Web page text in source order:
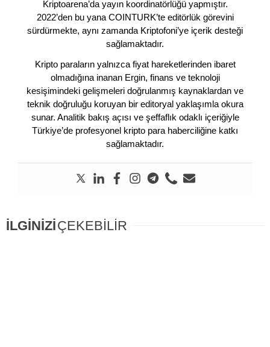
Kriptoarena’da yayın koordinatörlüğü yapmıştır.
2022’den bu yana COINTURK’te editörlük görevini
sürdürmekte, aynı zamanda Kriptofoni’ye içerik desteği
sağlamaktadır.
Kripto paraların yalnızca fiyat hareketlerinden ibaret
olmadığına inanan Ergin, finans ve teknoloji
kesişimindeki gelişmeleri doğrulanmış kaynaklardan ve
teknik doğruluğu koruyan bir editoryal yaklaşımla okura
sunar. Analitik bakış açısı ve şeffaflık odaklı içeriğiyle
Türkiye’de profesyonel kripto para haberciliğine katkı
sağlamaktadır.
İLGİNİZİÇEKEBİLİR